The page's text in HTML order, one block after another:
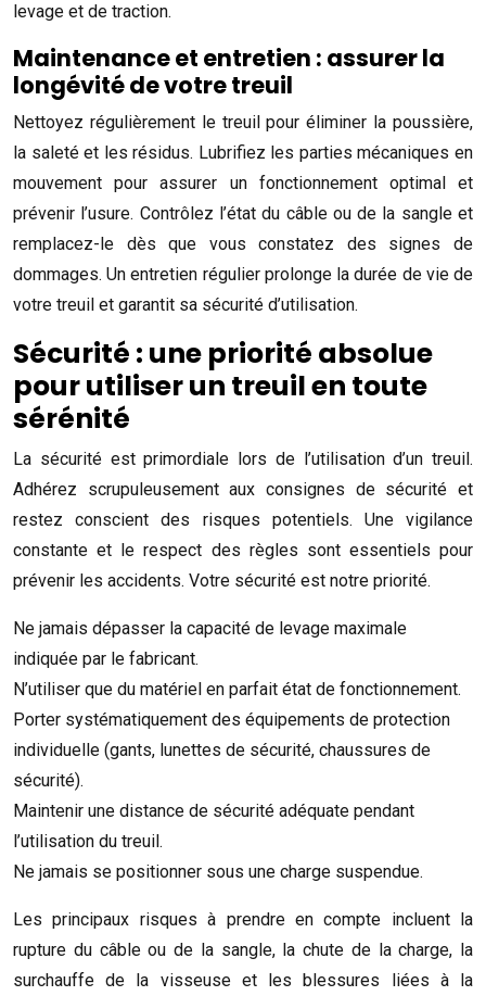
levage et de traction.
Maintenance et entretien : assurer la
longévité de votre treuil
Nettoyez régulièrement le treuil pour éliminer la poussière,
la saleté et les résidus. Lubrifiez les parties mécaniques en
mouvement pour assurer un fonctionnement optimal et
prévenir l’usure. Contrôlez l’état du câble ou de la sangle et
remplacez-le dès que vous constatez des signes de
dommages. Un entretien régulier prolonge la durée de vie de
votre treuil et garantit sa sécurité d’utilisation.
Sécurité : une priorité absolue
pour utiliser un treuil en toute
sérénité
La sécurité est primordiale lors de l’utilisation d’un treuil.
Adhérez scrupuleusement aux consignes de sécurité et
restez conscient des risques potentiels. Une vigilance
constante et le respect des règles sont essentiels pour
prévenir les accidents. Votre sécurité est notre priorité.
Ne jamais dépasser la capacité de levage maximale
indiquée par le fabricant.
N’utiliser que du matériel en parfait état de fonctionnement.
Porter systématiquement des équipements de protection
individuelle (gants, lunettes de sécurité, chaussures de
sécurité).
Maintenir une distance de sécurité adéquate pendant
l’utilisation du treuil.
Ne jamais se positionner sous une charge suspendue.
Les principaux risques à prendre en compte incluent la
rupture du câble ou de la sangle, la chute de la charge, la
surchauffe de la visseuse et les blessures liées à la